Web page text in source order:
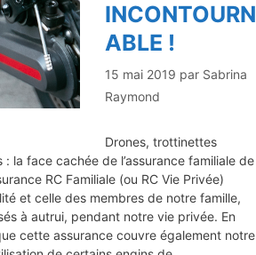
INCONTOURN
ABLE !
15 mai 2019 par Sabrina
Raymond
Drones, trottinettes
la face cachée de l’assurance familiale de
RC Familiale (ou RC Vie Privée)
et celle des membres de notre famille,
à autrui, pendant notre vie privée. En
cette assurance couvre également notre